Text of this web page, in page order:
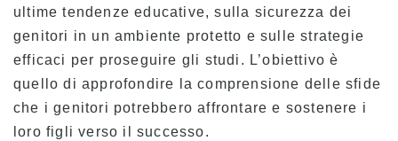
ultime tendenze educative, sulla sicurezza dei
genitori in un ambiente protetto e sulle strategie
efficaci per proseguire gli studi. L’obiettivo è
quello di approfondire la comprensione delle sfide
che i genitori potrebbero affrontare e sostenere i
loro figli verso il successo.